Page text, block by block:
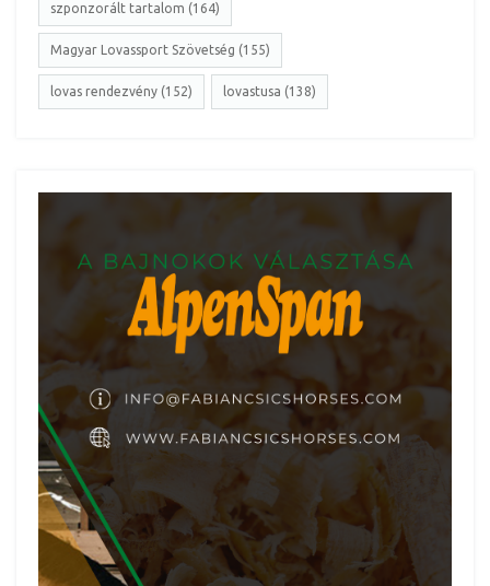
szponzorált tartalom (164)
Magyar Lovassport Szövetség (155)
lovas rendezvény (152) lovastusa (138)